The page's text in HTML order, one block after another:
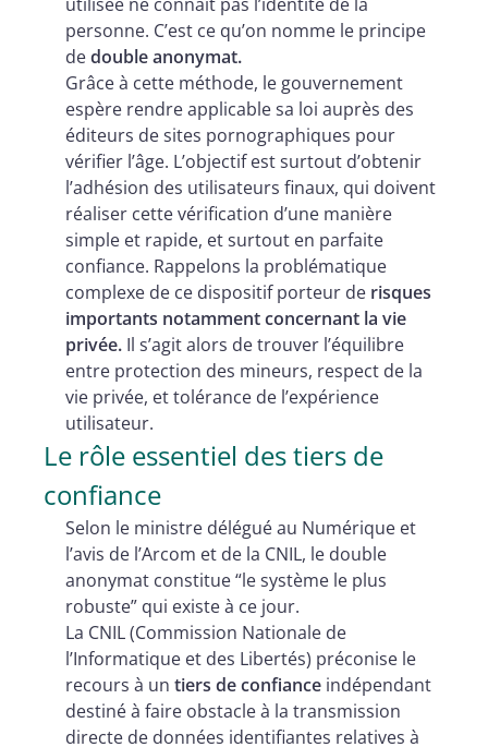
personne. C’est ce qu’on nomme le principe
dedouble anonymat.
Grâce à cette méthode, le gouvernement
espère rendre applicable sa loi auprès des
éditeurs de sites pornographiques pour
vérifier l’âge. L’objectif est surtout d’obtenir
l’adhésion des utilisateurs finaux, qui doivent
réaliser cette vérification d’une manière
simple et rapide, et surtout en parfaite
confiance. Rappelons la problématique
complexe de ce dispositif porteur de risques
importants notamment concernant la vie
privée. Il s’agit alors de trouver l’équilibre
entre protection des mineurs, respect de la
vie privée, et tolérance de l’expérience
utilisateur.
Le rôle essentiel des tiers de
confiance
Selon le ministre délégué au Numérique et
l’avis de l’Arcom et de la CNIL, le double
anonymat constitue “le système le plus
robuste” qui existe à ce jour.
La CNIL (Commission Nationale de
l’Informatique et des Libertés) préconise le
recours à un tiers de confiance indépendant
destiné à faire obstacle à la transmission
directe de données identifiantes relatives à